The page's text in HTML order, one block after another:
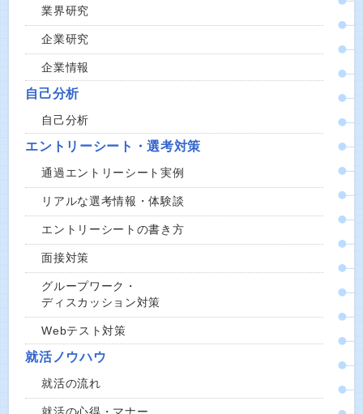
業界研究
企業研究
企業情報
自己分析
自己分析
エントリーシート・選考対策
通過エントリーシート実例
リアルな選考情報・体験談
エントリーシートの書き方
面接対策
グループワーク・
ディスカッション対策
Webテスト対策
就活ノウハウ
就活の流れ